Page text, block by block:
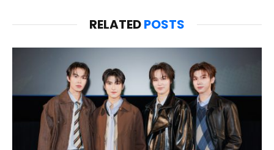
RELATEDPOSTS